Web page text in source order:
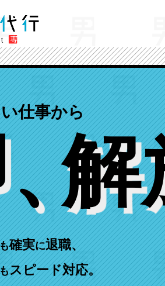
仕事から
、解
も確実に退職、
もスピード対応。